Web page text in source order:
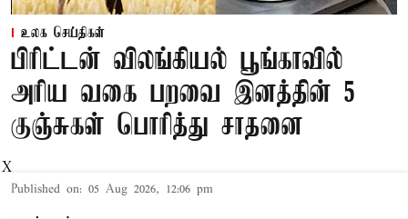
உலக செய்திகள்
பிரிட்டன் விலங்கியல் பூங்காவில்
அரிய வகை பறவை இனத்தின் 5
குஞ்சுகள் பொரித்து சாதனை
Published on: 05 Aug 2026, 12:06 pm
X